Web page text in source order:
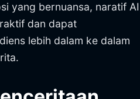
yang bernuansa, naratif AI
dan dapat
lebih dalam ke dalam